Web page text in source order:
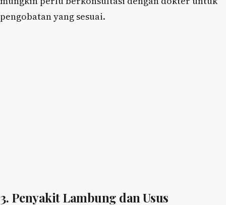
pengobatan yang sesuai.
3. Penyakit Lambung dan Usus